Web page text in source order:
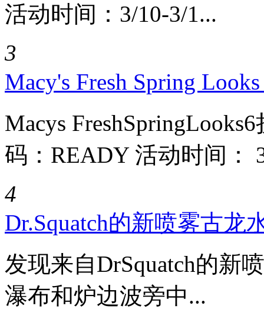
活动时间：3/10-3/1...
3
Macy's Fresh Spring
Macys
码：READY 活动时间：
4
Dr.Squatch的新喷雾古龙
发现来自DrSquatch的新
瀑布和炉边波旁中...